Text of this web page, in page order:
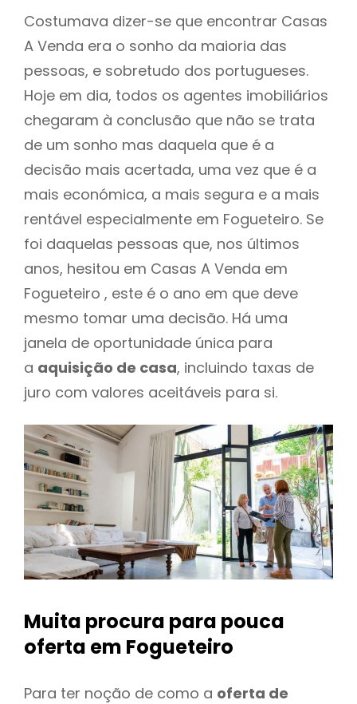
Costumava dizer-se que encontrar Casas
A Venda era o sonho da maioria das
pessoas, e sobretudo dos portugueses.
Hoje em dia, todos os agentes imobiliários
chegaram à conclusão que não se trata
de um sonho mas daquela que é a
decisão mais acertada, uma vez que é a
mais económica, a mais segura e a mais
rentável especialmente em Fogueteiro. Se
foi daquelas pessoas que, nos últimos
anos, hesitou em Casas A Venda em
Fogueteiro , este é o ano em que deve
mesmo tomar uma decisão. Há uma
janela de oportunidade única para
a aquisição de casa, incluindo taxas de
juro com valores aceitáveis para si.
Muita procura para pouca
oferta em Fogueteiro
Para ter noção de como a oferta de